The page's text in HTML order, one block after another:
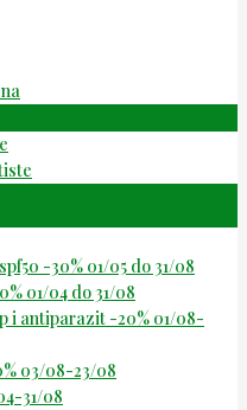
-30% 01/05 do 31/08
01/04 do 31/08
i antiparazit -20% 01/08-
03/08-23/08
31/08